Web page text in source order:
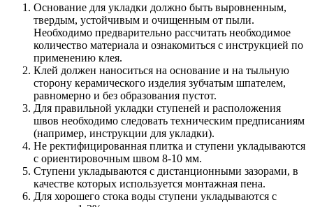
Основание для укладки должно быть выровненным,
твердым, устойчивым и очищенным от пыли.
Необходимо предварительно рассчитать необходимое
количество материала и ознакомиться с инструкцией по
применению клея.
Клей должен наноситься на основание и на тыльную
сторону керамического изделия зубчатым шпателем,
равномерно и без образования пустот.
Для правильной укладки ступеней и расположения
швов необходимо следовать техническим предписаниям
(например, инструкции для укладки).
Не ректифицированная плитка и ступени укладываются
с ориентировочным швом 8-10 мм.
Ступени укладываются с дистанционными зазорами, в
качестве которых используется монтажная пена.
Для хорошего стока воды ступени укладываются с